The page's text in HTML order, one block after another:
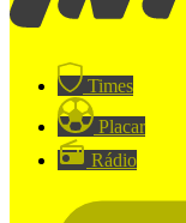
Times
Placar
Rádio